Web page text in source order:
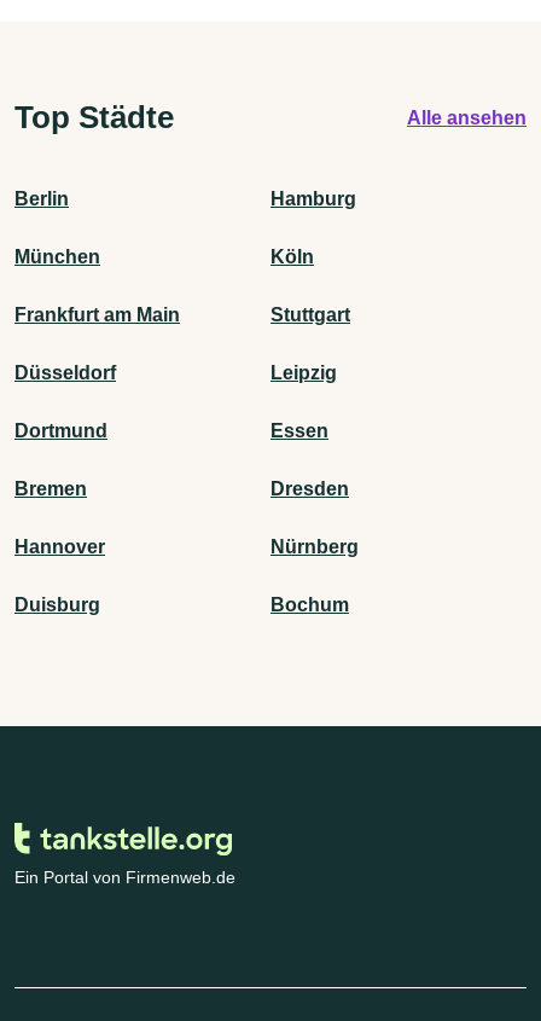
Top Städte Alle ansehen
Berlin Hamburg
München Köln
Frankfurt am Main Stuttgart
Düsseldorf Leipzig
Dortmund Essen
Bremen Dresden
Hannover Nürnberg
Duisburg Bochum
Ein Portal von Firmenweb.de